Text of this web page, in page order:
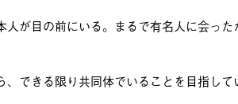
が目の前にいる。まるで有名人に会っ
できる限り共同体でいることを目指して